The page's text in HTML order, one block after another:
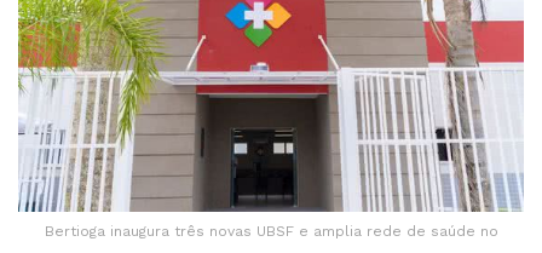
Bertioga inaugura três novas UBSF e amplia rede de saúde no